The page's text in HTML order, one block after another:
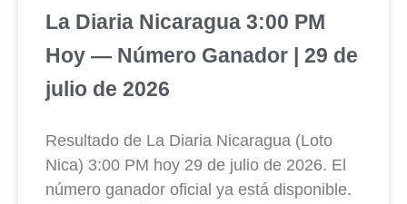
La Diaria Nicaragua 3:00 PM
Hoy — Número Ganador | 29 de
julio de 2026
Resultado de La Diaria Nicaragua (Loto
Nica) 3:00 PM hoy 29 de julio de 2026. El
número ganador oficial ya está disponible.